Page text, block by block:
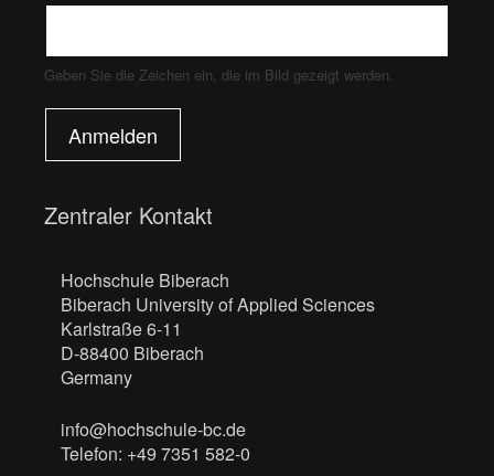
Geben Sie die Zeichen ein, die im Bild gezeigt werden.
Anmelden
Zentraler Kontakt
Hochschule Biberach
Biberach University of Applied Sciences
Karlstraße 6-11
D-88400 Biberach
Germany
info@hochschule-bc.de
Telefon: +49 7351 582-0